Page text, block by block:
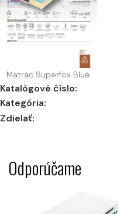
Matrac Superfox Blue
Katalógové číslo:
Kategória:
Zdielať:
Odporúčame